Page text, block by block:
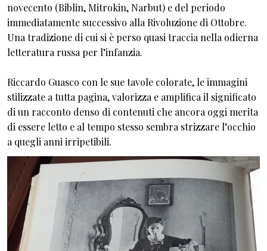
novecento (Biblin, Mitrokin, Narbut) e del periodo
immediatamente successivo alla Rivoluzione di Ottobre.
Una tradizione di cui si è perso quasi traccia nella odierna
letteratura russa per l’infanzia.
Riccardo Guasco con le sue tavole colorate, le immagini
stilizzate a tutta pagina, valorizza e amplifica il significato
di un racconto denso di contenuti che ancora oggi merita
di essere letto e al tempo stesso sembra strizzare l’occhio
a quegli anni irripetibili.